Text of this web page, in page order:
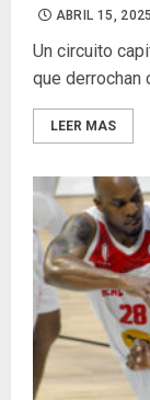
ABRIL 15, 2025
Un circuito
que derrochan
LEER MAS